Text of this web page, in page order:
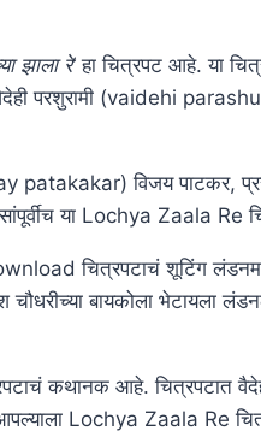
झाला रे‘ हा चित्रपट आहे. या
परशुरामी (vaidehi
patakakar) विजय पाटकर,
या Lochya Zaala Re
चित्रपटाचं शूटिंग
बायकोला भेटायला
कथानक आहे. चित्रपटात
Lochya Zaala Re